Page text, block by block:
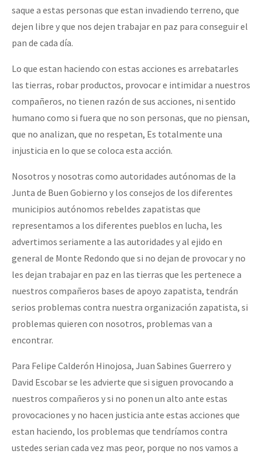
saque a estas personas que estan invadiendo terreno, que
dejen libre y que nos dejen trabajar en paz para conseguir el
pan de cada día.
Lo que estan haciendo con estas acciones es arrebatarles
las tierras, robar productos, provocar e intimidar a nuestros
compañeros, no tienen razón de sus acciones, ni sentido
humano como si fuera que no son personas, que no piensan,
que no analizan, que no respetan, Es totalmente una
injusticia en lo que se coloca esta acción.
Nosotros y nosotras como autoridades autónomas de la
Junta de Buen Gobierno y los consejos de los diferentes
municipios autónomos rebeldes zapatistas que
representamos a los diferentes pueblos en lucha, les
advertimos seriamente a las autoridades y al ejido en
general de Monte Redondo que si no dejan de provocar y no
les dejan trabajar en paz en las tierras que les pertenece a
nuestros compañeros bases de apoyo zapatista, tendrán
serios problemas contra nuestra organización zapatista, si
problemas quieren con nosotros, problemas van a
encontrar.
Para Felipe Calderón Hinojosa, Juan Sabines Guerrero y
David Escobar se les advierte que si siguen provocando a
nuestros compañeros y si no ponen un alto ante estas
provocaciones y no hacen justicia ante estas acciones que
estan haciendo, los problemas que tendríamos contra
ustedes serian cada vez mas peor, porque no nos vamos a